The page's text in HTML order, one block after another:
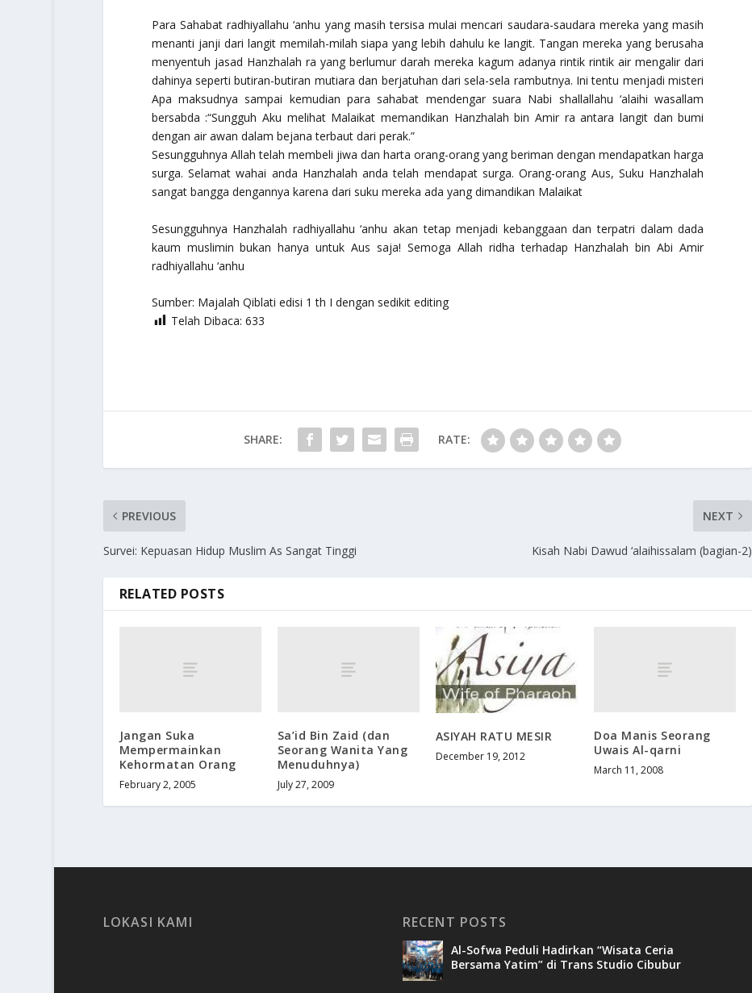
Para Sahabatradhiyallahu ‘anhu yang masih tersisa mulai mencari saudara-saudara mereka yang masih
menanti janji dari langit memilah-milah siapa yang lebih dahulu ke langit. Tangan mereka yang berusaha
menyentuh jasad Hanzhalah ra yang berlumur darah mereka kagum adanya rintik rintik air mengalir dari
dahinya seperti butiran-butiran mutiara dan berjatuhan dari sela-sela rambutnya. Ini tentu menjadi misteri
Apa maksudnya sampai kemudian para sahabat mendengar suara Nabi shallallahu ‘alaihi wasallam
bersabda :“Sungguh Aku melihat Malaikat memandikan Hanzhalah bin Amir ra antara langit dan bumi
dengan air awan dalam bejana terbaut dari perak.”
Sesungguhnya Allah telah membeli jiwa dan harta orang-orang yang beriman dengan mendapatkan harga
surga. Selamat wahai anda Hanzhalah anda telah mendapat surga. Orang-orang Aus, Suku Hanzhalah
sangat bangga dengannya karena dari suku mereka ada yang dimandikan Malaikat
Sesungguhnya Hanzhalah radhiyallahu ‘anhu akan tetap menjadi kebanggaan dan terpatri dalam dada
kaum muslimin bukan hanya untuk Aus saja! Semoga Allah ridha terhadap Hanzhalah bin Abi Amir
radhiyallahu ‘anhu
Sumber: Majalah Qiblati edisi 1 th I dengan sedikit editing
Telah Dibaca: 633
SHARE: RATE:
PREVIOUS
Survei: Kepuasan Hidup Muslim As Sangat Tinggi
NEXT
Kisah Nabi Dawud ‘alaihissalam (bagian-2)
RELATED POSTS
Jangan Suka
Mempermainkan
Kehormatan Orang
February 2, 2005
Sa’id Bin Zaid (dan
Seorang Wanita Yang
Menuduhnya)
July 27, 2009
ASIYAH RATU MESIR
December 19, 2012
Doa Manis Seorang
Uwais Al-qarni
March 11, 2008
LOKASI KAMI RECENT POSTS
Al-Sofwa Peduli Hadirkan “Wisata Ceria
Bersama Yatim” di Trans Studio Cibubur